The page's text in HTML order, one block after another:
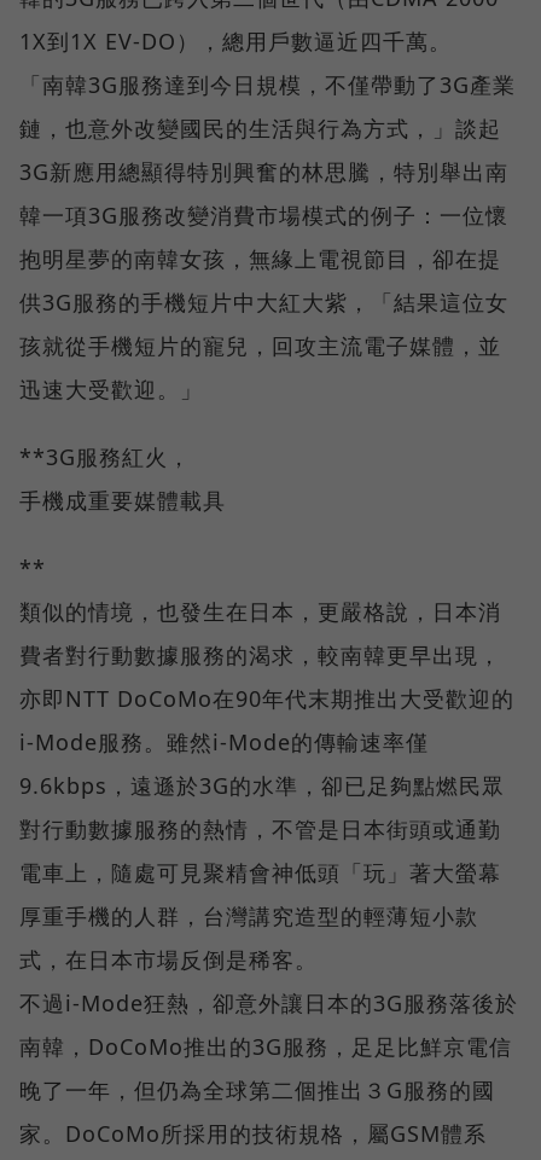
1X到1X EV-DO），總用戶數逼近四千萬。
「南韓3G服務達到今日規模，不僅帶動了3G產業
鏈，也意外改變國民的生活與行為方式，」談起
3G新應用總顯得特別興奮的林思騰，特別舉出南
韓一項3G服務改變消費市場模式的例子：一位懷
抱明星夢的南韓女孩，無緣上電視節目，卻在提
供3G服務的手機短片中大紅大紫，「結果這位女
孩就從手機短片的寵兒，回攻主流電子媒體，並
迅速大受歡迎。」
**3G服務紅火，
手機成重要媒體載具
**
類似的情境，也發生在日本，更嚴格說，日本消
費者對行動數據服務的渴求，較南韓更早出現，
亦即NTT DoCoMo在90年代末期推出大受歡迎的
i-Mode服務。雖然i-Mode的傳輸速率僅
9.6kbps，遠遜於3G的水準，卻已足夠點燃民眾
對行動數據服務的熱情，不管是日本街頭或通勤
電車上，隨處可見聚精會神低頭「玩」著大螢幕
厚重手機的人群，台灣講究造型的輕薄短小款
式，在日本市場反倒是稀客。
不過i-Mode狂熱，卻意外讓日本的3G服務落後於
南韓，DoCoMo推出的3G服務，足足比鮮京電信
晚了一年，但仍為全球第二個推出３G服務的國
家。DoCoMo所採用的技術規格，屬GSM體系